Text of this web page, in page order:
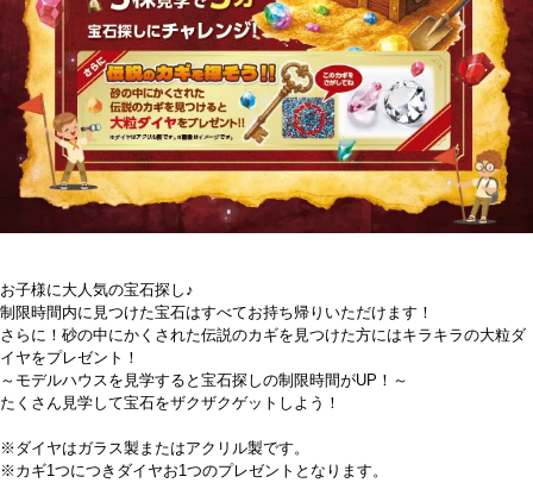
お子様に大人気の宝石探し♪
制限時間内に見つけた宝石はすべてお持ち帰りいただけます！
さらに！砂の中にかくされた伝説のカギを見つけた方にはキラキラの大粒ダ
イヤをプレゼント！
～モデルハウスを見学すると宝石探しの制限時間がUP！～
たくさん見学して宝石をザクザクゲットしよう！
※ダイヤはガラス製またはアクリル製です。
※カギ1つにつきダイヤお1つのプレゼントとなります。